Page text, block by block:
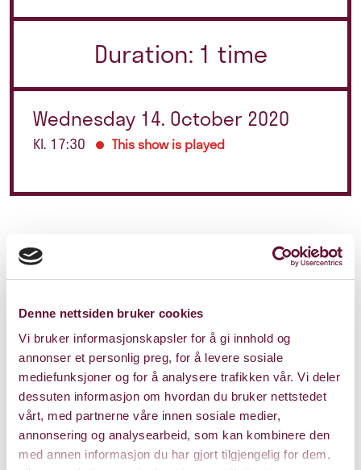
Denne nettsiden bruker cookies
Vi bruker informasjonskapsler for å gi innhold og
annonser et personlig preg, for å levere sosiale
mediefunksjoner og for å analysere trafikken vår. Vi deler
dessuten informasjon om hvordan du bruker nettstedet
vårt, med partnerne våre innen sosiale medier,
annonsering og analysearbeid, som kan kombinere den
med annen informasjon du har gjort tilgjengelig for dem,
Duration: 1 time
Wednesday 14. October 2020
Kl. 17:30 This show is played